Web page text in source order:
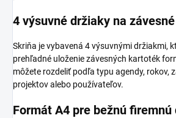
4 výsuvné držiaky na
Skriňa je vybavená 4 výsuvnými držiakmi,
prehľadné uloženie závesných kartoték
môžete rozdeliť podľa typu agendy, rokov,
projektov alebo používateľov.
Formát A4 pre bežnú